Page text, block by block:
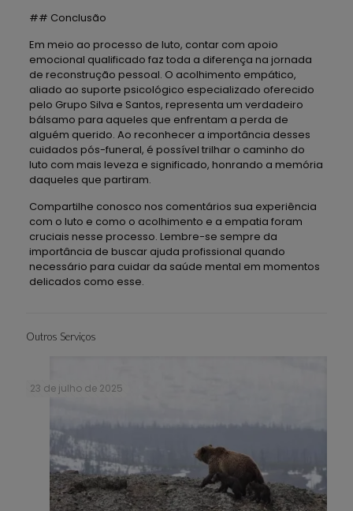
## Conclusão
Em meio ao processo de luto, contar com apoio
emocional qualificado faz toda a diferença na jornada
de reconstrução pessoal. O acolhimento empático,
aliado ao suporte psicológico especializado oferecido
pelo Grupo Silva e Santos, representa um verdadeiro
bálsamo para aqueles que enfrentam a perda de
alguém querido. Ao reconhecer a importância desses
cuidados pós-funeral, é possível trilhar o caminho do
luto com mais leveza e significado, honrando a memória
daqueles que partiram.
Compartilhe conosco nos comentários sua experiência
com o luto e como o acolhimento e a empatia foram
cruciais nesse processo. Lembre-se sempre da
importância de buscar ajuda profissional quando
necessário para cuidar da saúde mental em momentos
delicados como esse.
Outros Serviços
23 de julho de 2025